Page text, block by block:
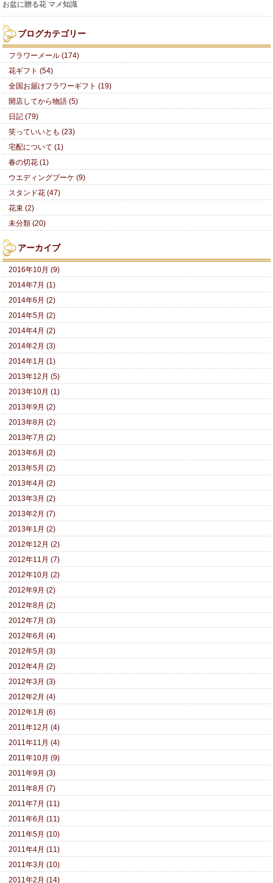
お盆に贈る花 マメ知識
ブログカテゴリー
フラワーメール (174)
花ギフト (54)
全国お届けフラワーギフト (19)
開店してから物語 (5)
日記 (79)
笑っていいとも (23)
宅配について (1)
春の切花 (1)
ウエディングブーケ (9)
スタンド花 (47)
花束 (2)
未分類 (20)
アーカイブ
2016年10月 (9)
2014年7月 (1)
2014年6月 (2)
2014年5月 (2)
2014年4月 (2)
2014年2月 (3)
2014年1月 (1)
2013年12月 (5)
2013年10月 (1)
2013年9月 (2)
2013年8月 (2)
2013年7月 (2)
2013年6月 (2)
2013年5月 (2)
2013年4月 (2)
2013年3月 (2)
2013年2月 (7)
2013年1月 (2)
2012年12月 (2)
2012年11月 (7)
2012年10月 (2)
2012年9月 (2)
2012年8月 (2)
2012年7月 (3)
2012年6月 (4)
2012年5月 (3)
2012年4月 (2)
2012年3月 (3)
2012年2月 (4)
2012年1月 (6)
2011年12月 (4)
2011年11月 (4)
2011年10月 (9)
2011年9月 (3)
2011年8月 (7)
2011年7月 (11)
2011年6月 (11)
2011年5月 (10)
2011年4月 (11)
2011年3月 (10)
2011年2月 (14)